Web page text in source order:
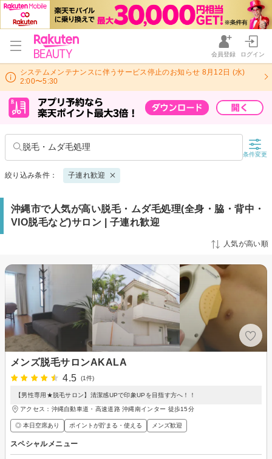
会員登録 ログイン
システムメンテナンスに伴うサービス停止のお知らせ 8月12日 (水)
2:00〜5:30
脱毛・ムダ毛処理
条件変更
絞り込み条件： 子連れ歓迎
沖縄市で人気が高い脱毛・ムダ毛処理(全身・脇・背中・
VIO脱毛など)サロン | 子連れ歓迎
人気が高い順
メンズ脱毛サロンAKALA
4.5
(1件)
【男性専用★脱毛サロン】清潔感UPで印象UPを目指す方へ！！
アクセス：沖縄自動車道・高速道路 沖縄南インター 徒歩15分
◎ 本日空席あり ポイントが貯まる・使える メンズ歓迎
スペシャルメニュー